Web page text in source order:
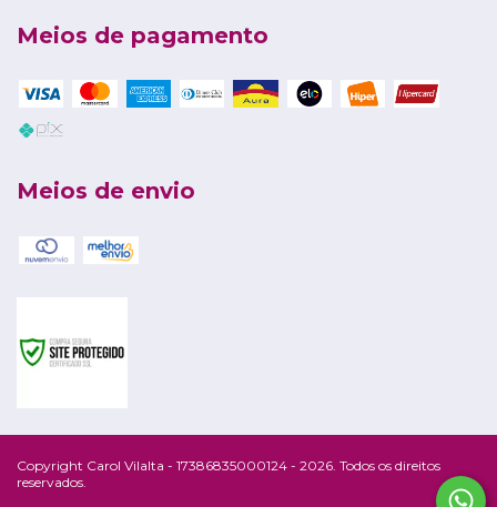
Meios de pagamento
Meios de envio
Copyright Carol Vilalta - 17386835000124 - 2026. Todos os direitos
reservados.